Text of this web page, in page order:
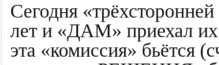
Сегодня
лет и «ДАМ» приехал
эта «комиссия» бьётся